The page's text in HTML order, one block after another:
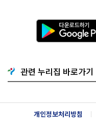
다
운
로
기
G
o
g
l
e
관련 누리집 바로가기
개인정보처리방침